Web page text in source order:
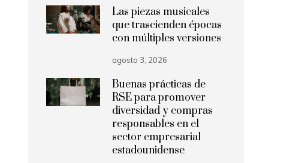
Las piezas musicales
que trascienden épocas
con múltiples versiones
agosto 3, 2026
Buenas prácticas de
RSE para promover
diversidad y compras
responsables en el
sector empresarial
estadounidense